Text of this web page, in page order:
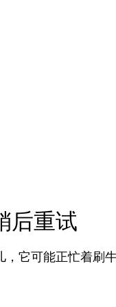
后重试
，它可能正忙着刷